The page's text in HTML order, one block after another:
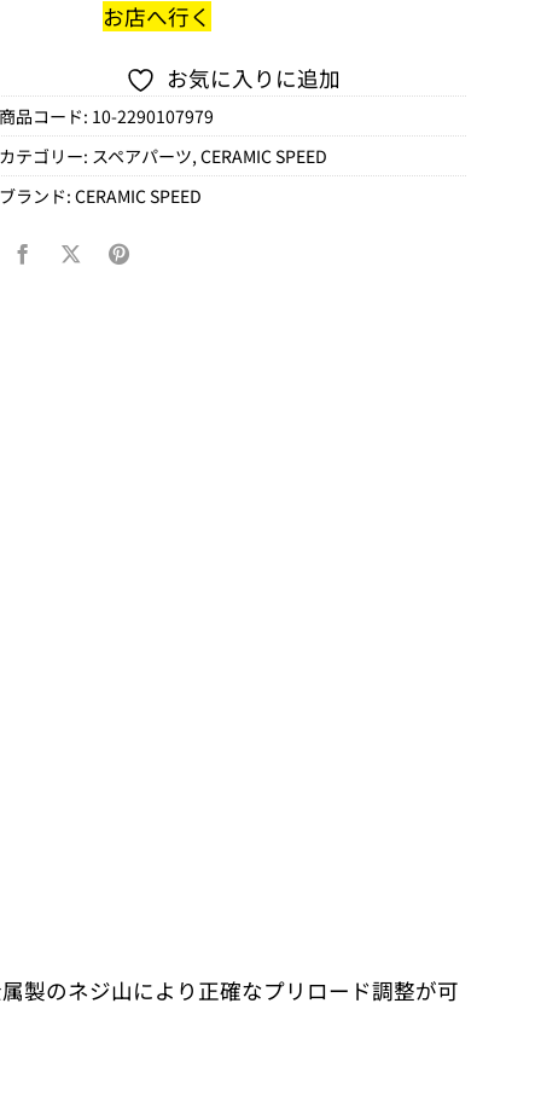
お店へ行く
お気に入りに追加
商品コード: 10-2290107979
カテゴリー: スペアパーツ,CERAMIC SPEED
ブランド:CERAMIC SPEED
製のネジ山により正確なプリロード調整が可